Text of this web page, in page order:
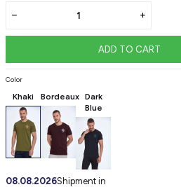
ADD TO CART
Color
Khaki Bordeaux Dark
Blue
08.08.2026Shipment in